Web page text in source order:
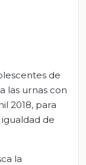
de
las urnas con
2018, para
de
la